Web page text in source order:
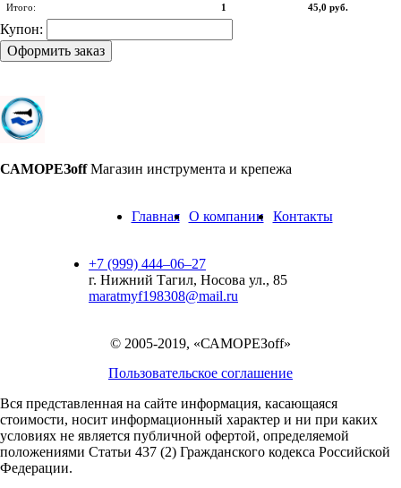
Итого: 1 45,0 руб.
Купон:
Оформить заказ
САМОРЕЗoff Магазин инструмента и крепежа
Главная О компании Контакты
+7 (999) 444‒06‒27
г. Нижний Тагил, Носова ул., 85
maratmyf198308@mail.ru
© 2005-2019, «САМОРЕЗoff»
Пользовательское соглашение
Вся представленная на сайте информация, касающаяся
стоимости, носит информационный характер и ни при каких
условиях не является публичной офертой, определяемой
положениями Статьи 437 (2) Гражданского кодекса Российской
Федерации.